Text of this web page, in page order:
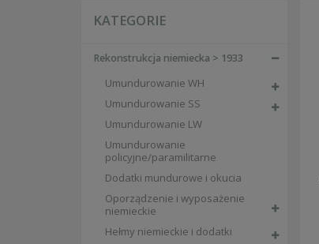
bluzy i kurtki
spodnie
płaszcze
zimowe
UMUNDUROWANIE LW
UMUNDUROWANIE POLICYJNE/PARAMILITARNE
DODATKI MUNDUROWE I OKUCIA
OPORZĄDZENIE I WYPOSAŻENIE NIEMIECKIE
pasy, klamry i akcesoria
ładownice, bandoliery, przyborniki
szelki bojowe
troki i d-ringi
akcesoria przeciwgazowe
KATEGORIE
Rekonstrukcja niemiecka > 1933
Umundurowanie WH
Umundurowanie SS
Umundurowanie LW
Umundurowanie
policyjne/paramilitarne
Dodatki mundurowe i okucia
Oporządzenie i wyposażenie
niemieckie
Hełmy niemieckie i dodatki